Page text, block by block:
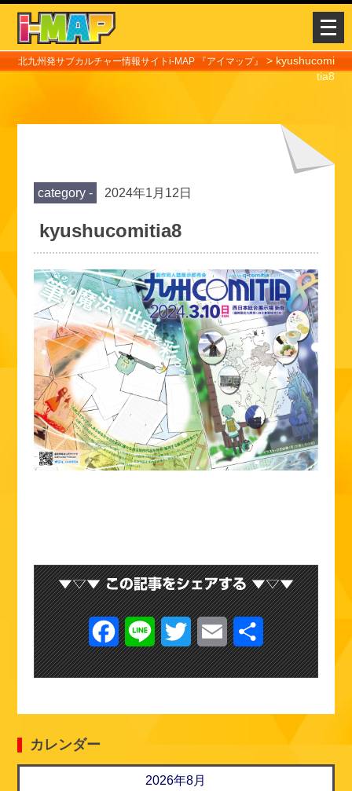
メ
ニ
ュ
ー
北九州発サブカルチャー情報サイトi-MAP 『アイマップ』 > kyushucomi
tia8
category - 2024年1月12日
kyushucomitia8
F
a
L
i
T
w
e
E
m
共
有
カレンダー
2026年8月